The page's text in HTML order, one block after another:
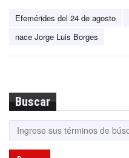
Efemérides del 24 de agosto
nace Jorge Luis Borges
Buscar